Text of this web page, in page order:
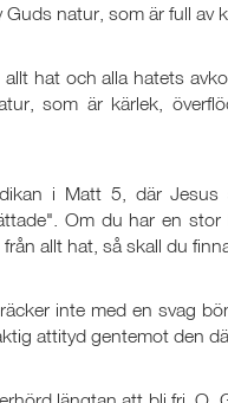
Guds natur, som är full av
hat och alla hatets
som är kärlek,
i Matt 5, där Jesus
Om du har en
allt hat, så skall du
inte med en svag
attityd gentemot den